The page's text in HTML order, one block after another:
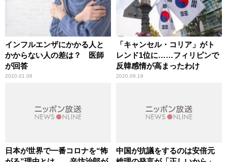
インフルエンザにかかる人と
かからない人の差は？ 医師
が回答
2020.01.08
「キャンセル・コリア」がト
レンド1位に……フィリピンで
反韓感情が高まったわけ
2020.09.19
日本が世界で一番コロナを“怖
中国が抗議をするのは安倍元